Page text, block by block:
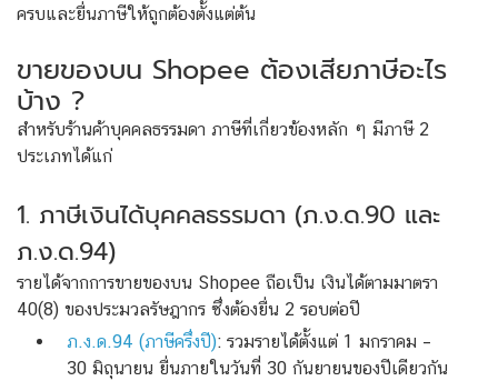
ครบและยื่นภาษีให้ถูกต้องตั้งแต่ต้น
ขายของบน Shopee ต้องเสียภาษีอะไร
บ้าง ?
สำหรับร้านค้าบุคคลธรรมดา ภาษีที่เกี่ยวข้องหลัก ๆ มีภาษี 2
ประเภทได้แก่
1. ภาษีเงินได้บุคคลธรรมดา (ภ.ง.ด.90 และ
ภ.ง.ด.94)
รายได้จากการขายของบน Shopee ถือเป็น เงินได้ตามมาตรา
40(8) ของประมวลรัษฎากร ซึ่งต้องยื่น 2 รอบต่อปี
ภ.ง.ด.94 (ภาษีครึ่งปี): รวมรายได้ตั้งแต่ 1 มกราคม –
30 มิถุนายน ยื่นภายในวันที่ 30 กันยายนของปีเดียวกัน